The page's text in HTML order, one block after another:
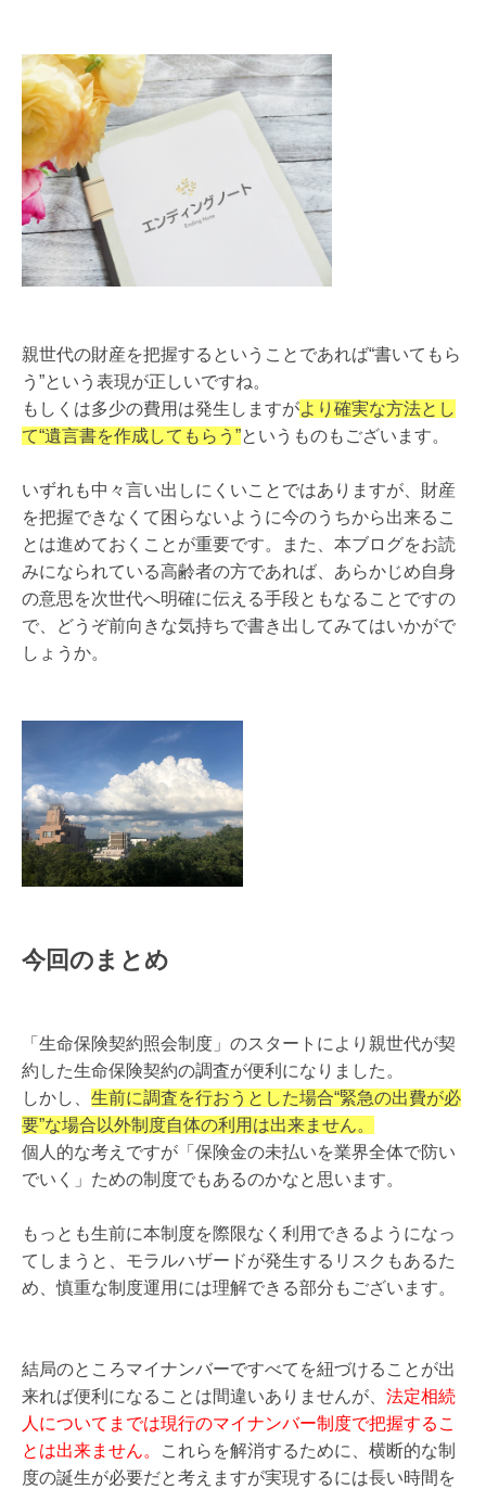
親世代の財産を把握するということであれば“書いてもら
う”という表現が正しいですね。
もしくは多少の費用は発生しますがより確実な方法とし
て“遺言書を作成してもらう”というものもございます。
いずれも中々言い出しにくいことではありますが、財産
を把握できなくて困らないように今のうちから出来るこ
とは進めておくことが重要です。また、本ブログをお読
みになられている高齢者の方であれば、あらかじめ自身
の意思を次世代へ明確に伝える手段ともなることですの
で、どうぞ前向きな気持ちで書き出してみてはいかがで
しょうか。
今回のまとめ
「生命保険契約照会制度」のスタートにより親世代が契
約した生命保険契約の調査が便利になりました。
しかし、 生前に調査を行おうとした場合“緊急の出費が必
要”な場合以外制度自体の利用は出来ません。
個人的な考えですが「保険金の未払いを業界全体で防い
でいく」ための制度でもあるのかなと思います。
もっとも生前に本制度を際限なく利用できるようになっ
てしまうと、モラルハザードが発生するリスクもあるた
め、慎重な制度運用には理解できる部分もございます。
結局のところマイナンバーですべてを紐づけることが出
来れば便利になることは間違いありませんが、 法定相続
人についてまでは現行のマイナンバー制度で把握するこ
とは出来ません。
これらを解消するために、横断的な制
度の誕生が必要だと考えますが実現するには長い時間を